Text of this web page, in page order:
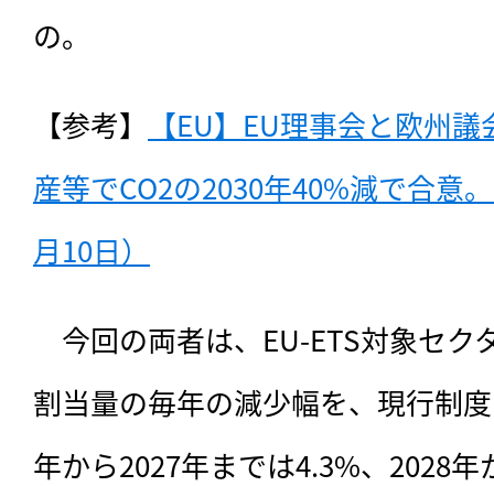
の。
【参考】
【EU】EU理事会と欧州
産等でCO2の2030年40%減で合意
月10日）
今回の両者は、EU-ETS対象セク
割当量の毎年の減少幅を、現行制
年から2027年までは4.3%、2028